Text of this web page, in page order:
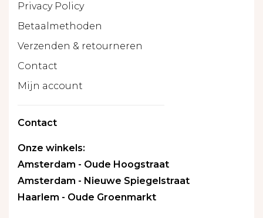
Privacy Policy
Betaalmethoden
Verzenden & retourneren
Contact
Mijn account
Contact
Onze winkels:
Amsterdam - Oude Hoogstraat
Amsterdam - Nieuwe Spiegelstraat
Haarlem - Oude Groenmarkt